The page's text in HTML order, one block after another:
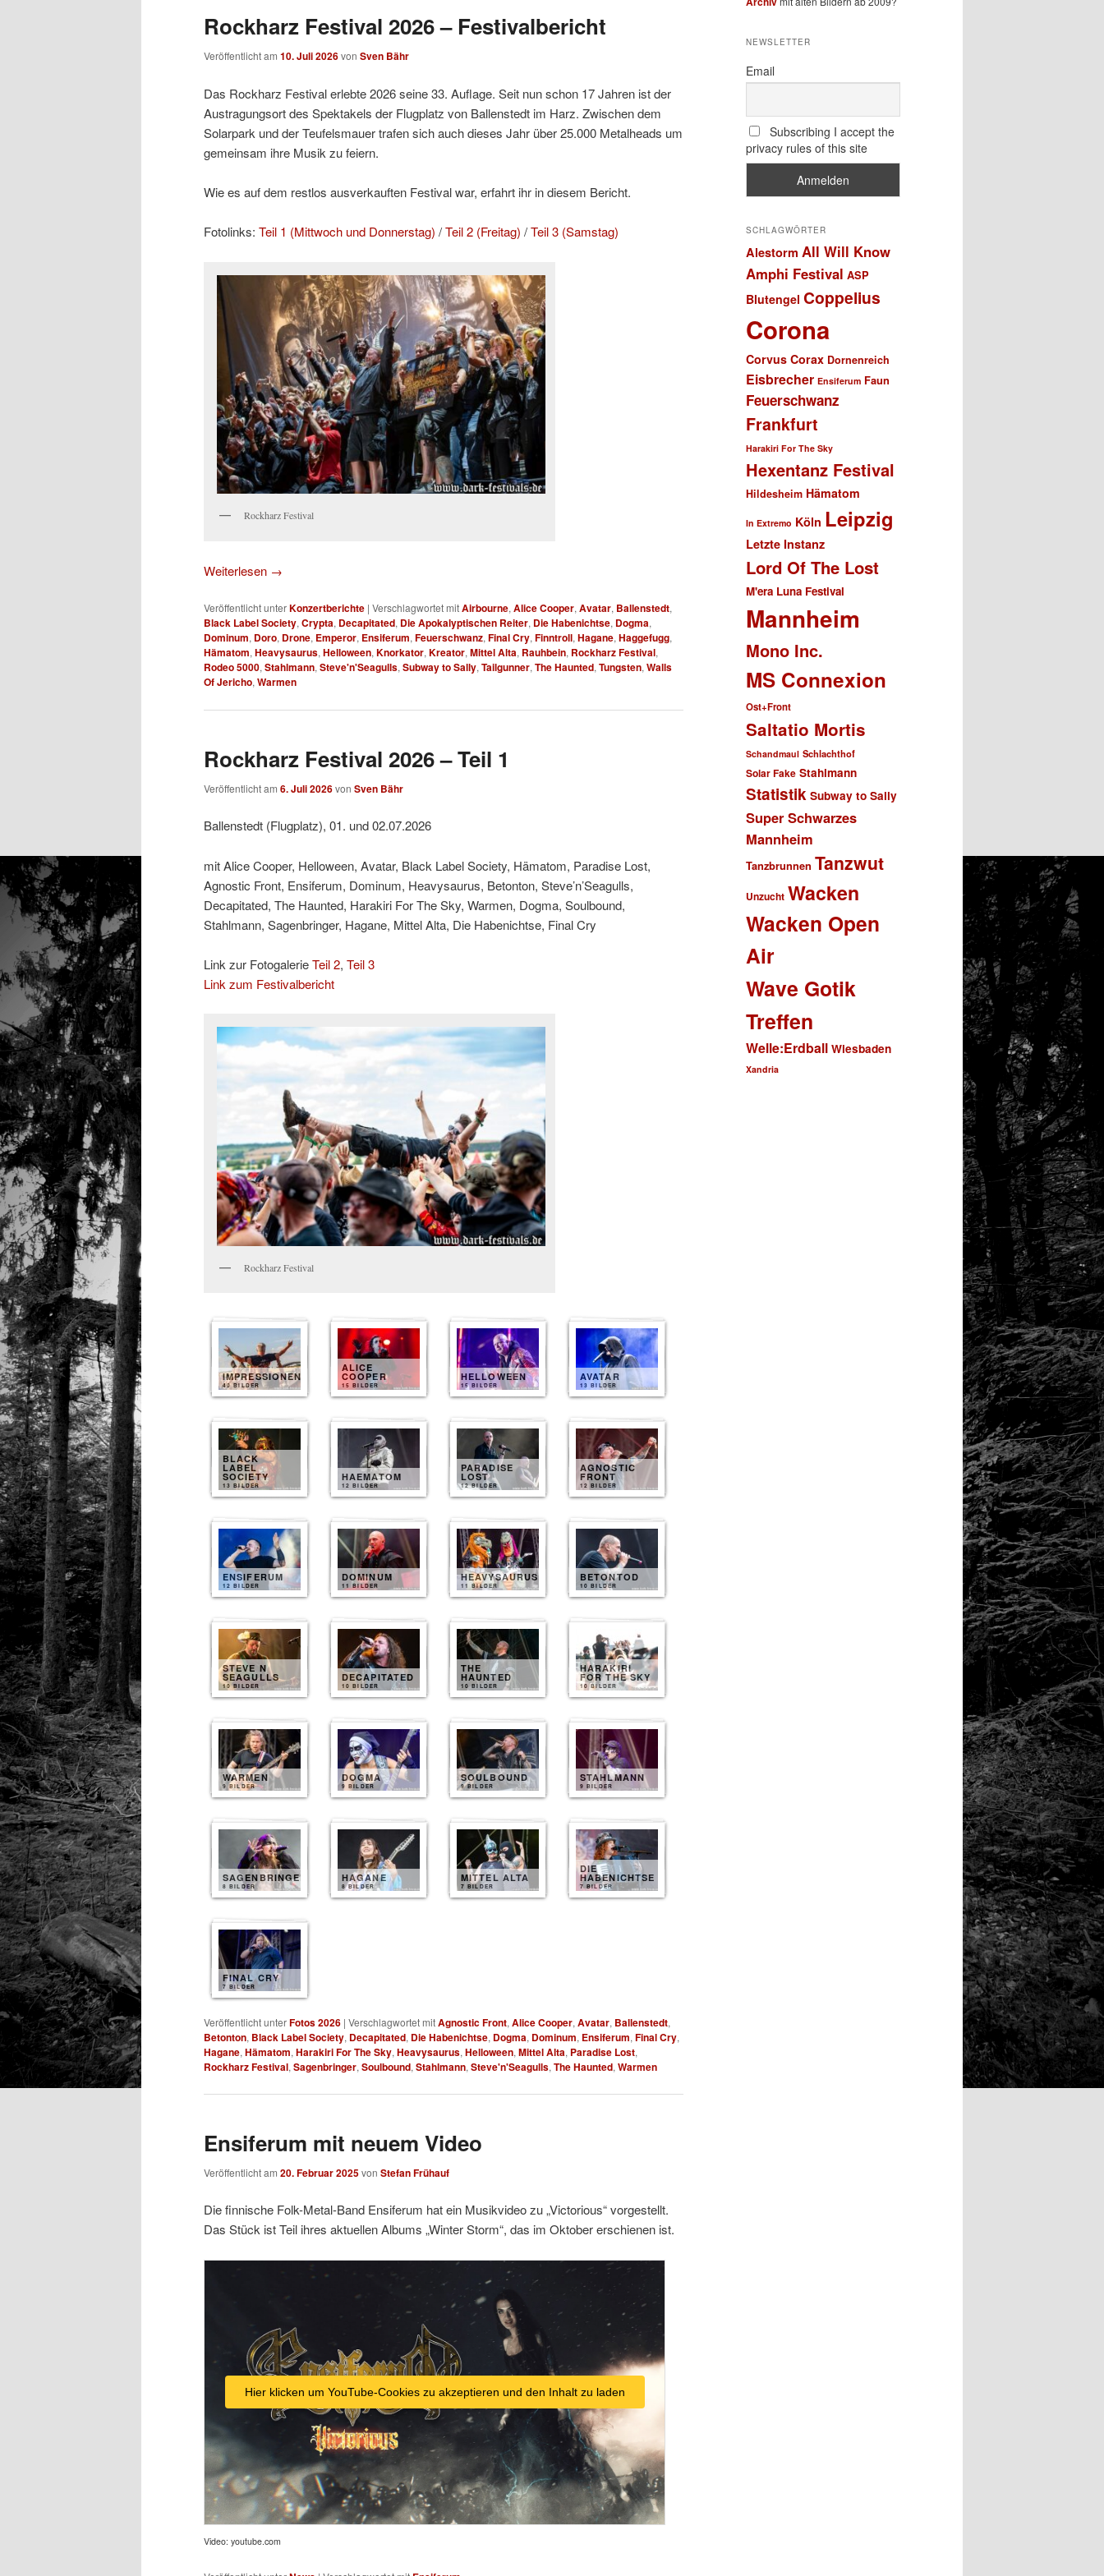
Rockharz Festival 2026 – Festivalbericht
Veröffentlicht am 10. Juli 2026von Sven Bähr
Das Rockharz Festival erlebte 2026 seine 33. Auflage. Seit nun schon 17 Jahren ist der
Austragungsort des Spektakels der Flugplatz von Ballenstedt im Harz. Zwischen dem
Solarpark und der Teufelsmauer trafen sich auch dieses Jahr über 25.000 Metalheads um
gemeinsam ihre Musik zu feiern.
Wie es auf dem restlos ausverkauften Festival war, erfahrt ihr in diesem Bericht.
Fotolinks: Teil 1 (Mittwoch und Donnerstag) /Teil 2 (Freitag) /Teil 3 (Samstag)
Rockharz Festival
Weiterlesen →
Veröffentlicht unterKonzertberichte | Verschlagwortet mitAirbourne, Alice Cooper, Avatar, Ballenstedt,
Black Label Society, Crypta, Decapitated, Die Apokalyptischen Reiter, Die Habenichtse, Dogma,
Dominum, Doro, Drone, Emperor, Ensiferum, Feuerschwanz, Final Cry, Finntroll, Hagane, Haggefugg,
Hämatom, Heavysaurus, Helloween, Knorkator, Kreator, Mittel Alta, Rauhbein, Rockharz Festival,
Rodeo 5000, Stahlmann, Steve'n'Seagulls, Subway to Sally, Tailgunner, The Haunted, Tungsten, Walls
Of Jericho, Warmen
Rockharz Festival 2026 – Teil 1
Veröffentlicht am 6. Juli 2026von Sven Bähr
Ballenstedt (Flugplatz), 01. und 02.07.2026
mit Alice Cooper, Helloween, Avatar, Black Label Society, Hämatom, Paradise Lost,
Agnostic Front, Ensiferum, Dominum, Heavysaurus, Betonton, Steve’n’Seagulls,
Decapitated, The Haunted, Harakiri For The Sky, Warmen, Dogma, Soulbound,
Stahlmann, Sagenbringer, Hagane, Mittel Alta, Die Habenichtse, Final Cry
Link zur FotogalerieTeil 2, Teil 3
Link zum Festivalbericht
Rockharz Festival
IMPRESSIONEN
40 BILDER
ALICE
COOPER
15 BILDER
HELLOWEEN
15 BILDER
AVATAR
13 BILDER
BLACK
LABEL
SOCIETY
13 BILDER
HAEMATOM
12 BILDER
PARADISE
LOST
12 BILDER
AGNOSTIC
FRONT
12 BILDER
ENSIFERUM
12 BILDER
DOMINUM
11 BILDER
HEAVYSAURUS
11 BILDER
BETONTOD
10 BILDER
STEVE N
SEAGULLS
10 BILDER
DECAPITATED
10 BILDER
THE
HAUNTED
10 BILDER
HARAKIRI
FOR THE SKY
10 BILDER
WARMEN
9 BILDER
DOGMA
9 BILDER
SOULBOUND
9 BILDER
STAHLMANN
9 BILDER
SAGENBRINGER
8 BILDER
HAGANE
8 BILDER
MITTEL ALTA
7 BILDER
DIE
HABENICHTSE
7 BILDER
FINAL CRY
7 BILDER
Veröffentlicht unterFotos 2026 | Verschlagwortet mitAgnostic Front, Alice Cooper, Avatar, Ballenstedt,
Betonton, Black Label Society, Decapitated, Die Habenichtse, Dogma, Dominum, Ensiferum, Final Cry,
Hagane, Hämatom, Harakiri For The Sky, Heavysaurus, Helloween, Mittel Alta, Paradise Lost,
Rockharz Festival, Sagenbringer, Soulbound, Stahlmann, Steve'n'Seagulls, The Haunted, Warmen
Ensiferum mit neuem Video
Veröffentlicht am 20. Februar 2025von Stefan Frühauf
Die finnische Folk-Metal-Band Ensiferum hat ein Musikvideo zu „Victorious“ vorgestellt.
Das Stück ist Teil ihres aktuellen Albums „Winter Storm“, das im Oktober erschienen ist.
Hier klicken um YouTube-Cookies zu akzeptieren und den Inhalt zu laden
Video: youtube.com
NEWSLETTER
Email
Subscribing I accept the
privacy rules of this site
SCHLAGWÖRTER
Alestorm All Will Know
Amphi Festival ASP
Blutengel Coppelius
Corona
Corvus Corax Dornenreich
Eisbrecher Ensiferum Faun
Feuerschwanz
Frankfurt
Harakiri For The Sky
Hexentanz Festival
Hildesheim Hämatom
In Extremo Köln Leipzig
Letzte Instanz
Lord Of The Lost
M'era Luna Festival
Mannheim
Mono Inc.
MS Connexion
Ost+Front
Saltatio Mortis
Schandmaul Schlachthof
Solar Fake Stahlmann
Statistik Subway to Sally
Super Schwarzes
Mannheim
Tanzbrunnen Tanzwut
Unzucht Wacken
Wacken Open
Air
Wave Gotik
Treffen
Welle:Erdball Wiesbaden
Xandria